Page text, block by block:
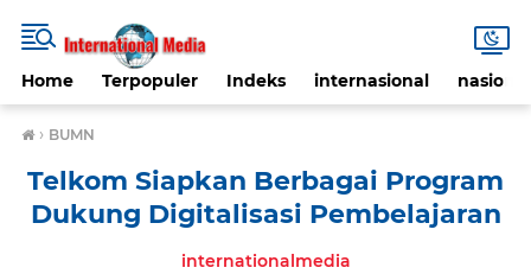
Home Terpopuler Indeks internasional nasional
› BUMN
Telkom Siapkan Berbagai Program
Dukung Digitalisasi Pembelajaran
internationalmedia